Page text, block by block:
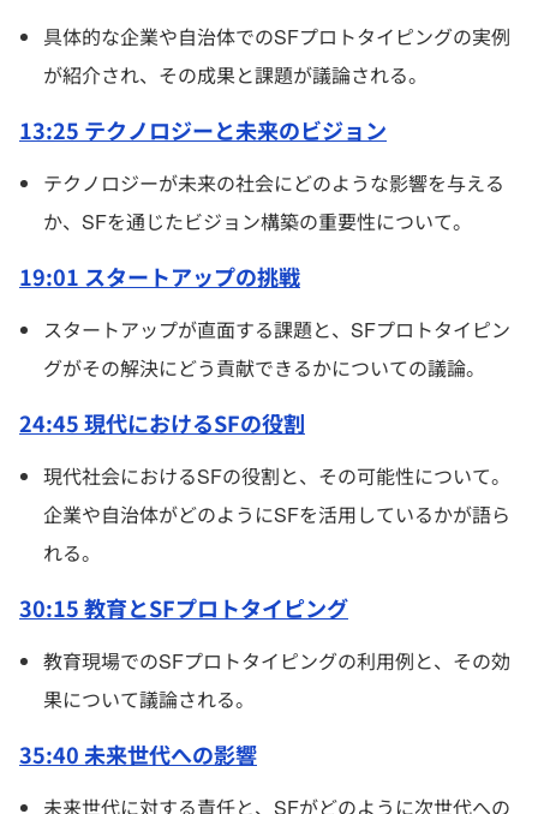
具体的な企業や自治体でのSFプロトタイピングの実例
が紹介され、その成果と課題が議論される。
13:25 テクノロジーと未来のビジョン
テクノロジーが未来の社会にどのような影響を与える
か、SFを通じたビジョン構築の重要性について。
19:01 スタートアップの挑戦
スタートアップが直面する課題と、SFプロトタイピン
グがその解決にどう貢献できるかについての議論。
24:45 現代におけるSFの役割
現代社会におけるSFの役割と、その可能性について。
企業や自治体がどのようにSFを活用しているかが語ら
れる。
30:15 教育とSFプロトタイピング
教育現場でのSFプロトタイピングの利用例と、その効
果について議論される。
35:40 未来世代への影響
未来世代に対する責任と、SFがどのように次世代への